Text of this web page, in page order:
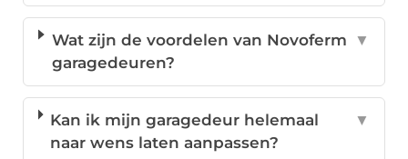
Wat zijn de voordelen van Novoferm
garagedeuren?
▼
Kan ik mijn garagedeur helemaal
naar wens laten aanpassen?
▼